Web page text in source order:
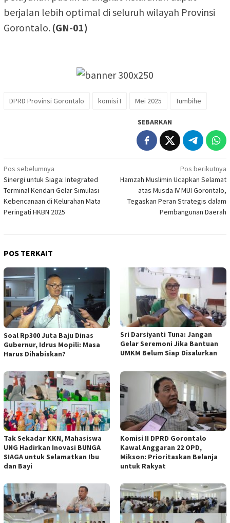
berjalan lebih optimal di seluruh wilayah Provinsi
Gorontalo. (GN-01)
DPRD Provinsi Gorontalo komisi I Mei 2025 Tumbihe
SEBARKAN
Navigasi
pos
Pos sebelumnya
Sinergi untuk Siaga: Integrated
Terminal Kendari Gelar Simulasi
Kebencanaan di Kelurahan Mata
Peringati HKBN 2025
Pos berikutnya
Hamzah Muslimin Ucapkan Selamat
atas Musda IV MUI Gorontalo,
Tegaskan Peran Strategis dalam
Pembangunan Daerah
POS TERKAIT
Soal Rp300 Juta Baju Dinas
Gubernur, Idrus Mopili: Masa
Harus Dihabiskan?
Sri Darsiyanti Tuna: Jangan
Gelar Seremoni Jika Bantuan
UMKM Belum Siap Disalurkan
Tak Sekadar KKN, Mahasiswa
UNG Hadirkan Inovasi BUNGA
SIAGA untuk Selamatkan Ibu
dan Bayi
Komisi II DPRD Gorontalo
Kawal Anggaran 22 OPD,
Mikson: Prioritaskan Belanja
untuk Rakyat